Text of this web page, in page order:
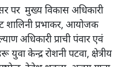
पर मुख्य विकास अधिकारी
शालिनी प्रभाकर, आयोजक
अधिकारी प्राची पंवार एवं
केन्द्र रोशनी पटवा, क्षेत्रीय